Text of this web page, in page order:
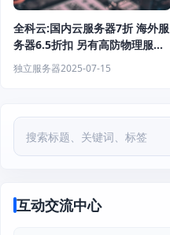
全科云:国内云服务器7折 海外服
务器6.5折扣 另有高防物理服务
器 香港服务器
独立服务器2025-07-15
互动交流中心